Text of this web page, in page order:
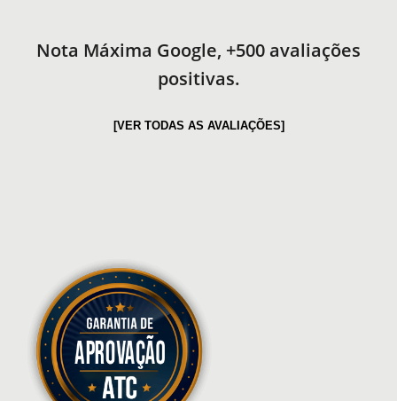
Nota Máxima Google, +500 avaliações
positivas.
[VER TODAS AS AVALIAÇÕES]